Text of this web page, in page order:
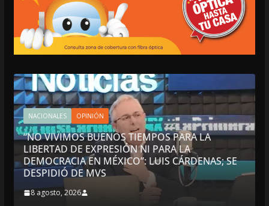
NACIONALES OPINIÓN
“NO VIVIMOS BUENOS TIEMPOS PARA LA
LIBERTAD DE EXPRESIÓN NI PARA LA
DEMOCRACIA EN MÉXICO”: LUIS CÁRDENAS; SE
DESPIDIÓ DE MVS
8 agosto, 2026